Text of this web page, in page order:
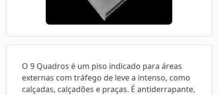
O 9 Quadros é um piso indicado para áreas
externas com tráfego de leve a intenso, como
calçadas, calçadões e praças. É antiderrapante,